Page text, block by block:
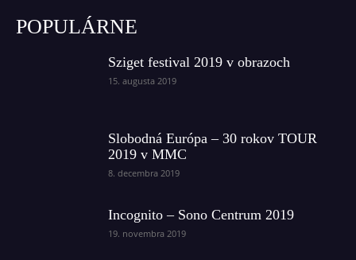
POPULÁRNE
Sziget festival 2019 v obrazoch
15. augusta 2019
Slobodná Európa – 30 rokov TOUR
2019 v MMC
8. decembra 2019
Incognito – Sono Centrum 2019
19. novembra 2019